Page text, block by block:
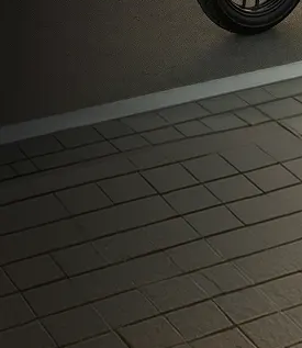
Макси-скутеры
300–750 см³
Дорожные мотоциклы
150–400 см³
Эндуро
150–300 см³